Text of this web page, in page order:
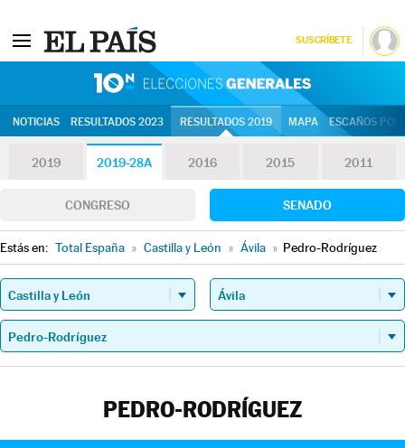
SUSCRÍBETE
NOTICIAS RESULTADOS 2023 RESULTADOS 2019 MAPA ESCAÑOS
2019 2019-28A 2016 2015 2011
CONGRESO SENADO
Estás en: Total España » Castilla y León » Ávila » Pedro-Rodríguez
PEDRO-RODRÍGUEZ